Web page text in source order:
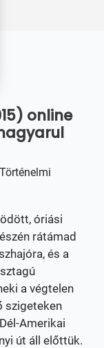
online
óriási
rátámad
és a
a végtelen
szigeteken
Amerikai
út áll előttük.